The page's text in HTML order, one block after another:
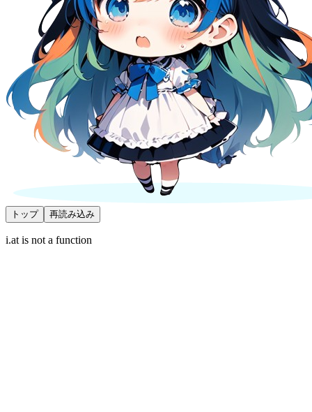
トップ 再読み込み
i.at is not a function